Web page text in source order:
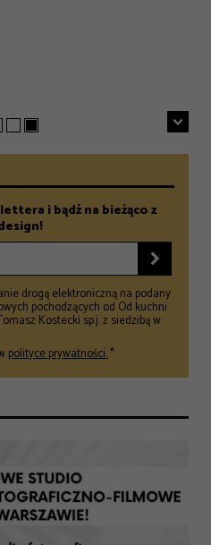
i bądź na bieżąco z

drogą elektroniczną na podany
pochodzących od Od kuchni
Kostecki sp.j. z siedzibą w
polityce prywatności.*